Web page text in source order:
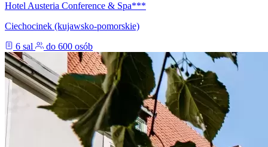
Hotel Austeria Conference & Spa***
Ciechocinek (kujawsko-pomorskie)
6 sal
do 600 osób